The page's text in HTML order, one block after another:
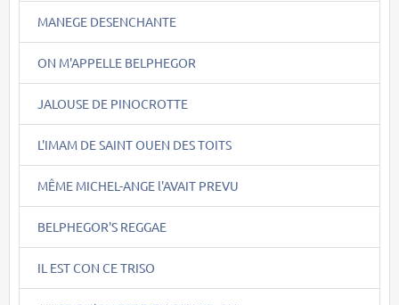
MANEGE DESENCHANTE
ON M'APPELLE BELPHEGOR
JALOUSE DE PINOCROTTE
L'IMAM DE SAINT OUEN DES TOITS
MÊME MICHEL-ANGE l'AVAIT PREVU
BELPHEGOR'S REGGAE
IL EST CON CE TRISO